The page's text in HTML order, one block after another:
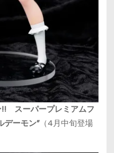
!! スーパープレミアムフ
デーモン”（4月中旬登場